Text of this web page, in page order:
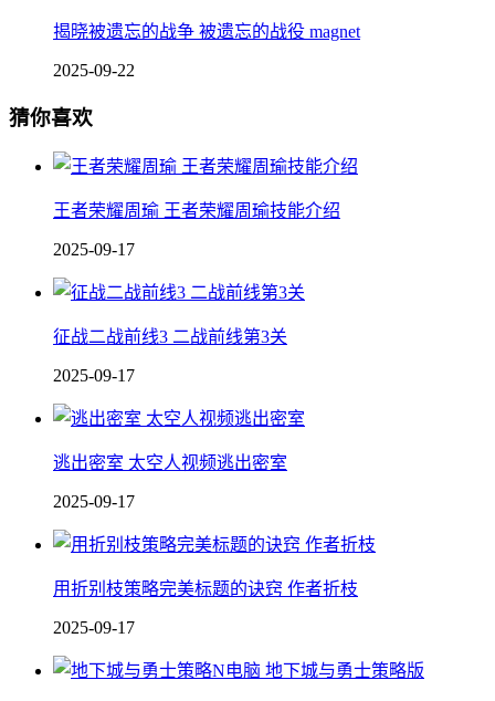
揭晓被遗忘的战争 被遗忘的战役 magnet
2025-09-22
猜你喜欢
王者荣耀周瑜 王者荣耀周瑜技能介绍
2025-09-17
征战二战前线3 二战前线第3关
2025-09-17
逃出密室 太空人视频逃出密室
2025-09-17
用折别枝策略完美标题的诀窍 作者折枝
2025-09-17